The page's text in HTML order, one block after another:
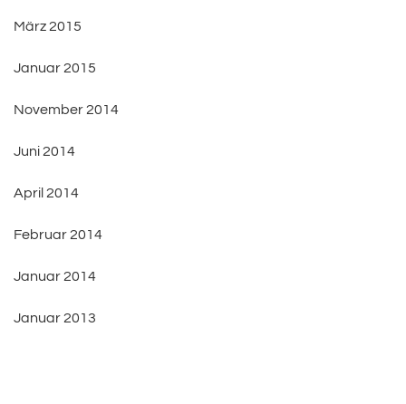
März 2015
Januar 2015
November 2014
Juni 2014
April 2014
Februar 2014
Januar 2014
Januar 2013